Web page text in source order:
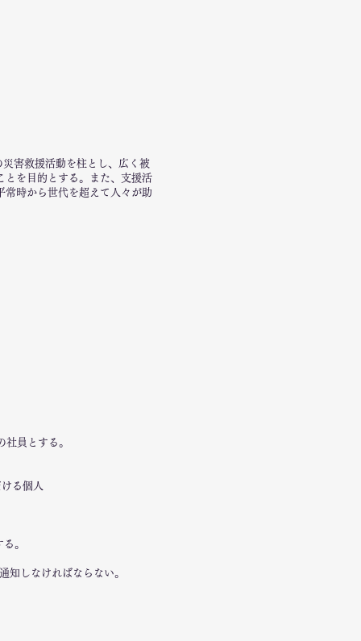
害救援活動を柱とし、広く被
とを目的とする。また、支援活
常時から世代を超えて人々が助
員とする。
る個人
。
しなければならない。